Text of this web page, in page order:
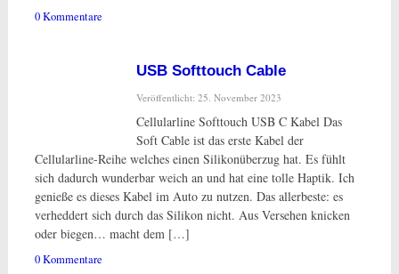
0 Kommentare
USB Softtouch Cable
Veröffentlicht: 25. November 2023
Cellularline Softtouch USB C Kabel Das
Soft Cable ist das erste Kabel der
Cellularline-Reihe welches einen Silikonüberzug hat. Es fühlt
sich dadurch wunderbar weich an und hat eine tolle Haptik. Ich
genieße es dieses Kabel im Auto zu nutzen. Das allerbeste: es
verheddert sich durch das Silikon nicht. Aus Versehen knicken
oder biegen… macht dem […]
0 Kommentare